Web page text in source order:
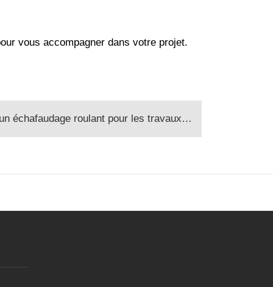
vous accompagner dans votre projet.
roulant pour les travaux de peinture : Sécurité et efficacité